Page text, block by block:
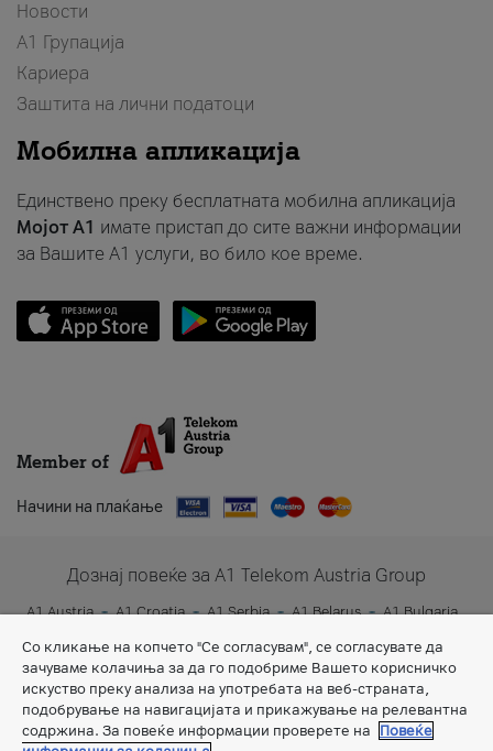
Новости
А1 Групација
Кариера
Заштита на лични податоци
Мобилна апликација
Единствено преку бесплатната мобилна апликација
Мојот A1 имате пристап до сите важни информации
за Вашите A1 услуги, во било кое време.
Member of
Начини на плаќање
Дознај повеќе за A1 Telekom Austria Group
A1 Austria A1 Croatia A1 Serbia A1 Belarus
A1 Bulgaria
Со кликање на копчето "Се согласувам", се согласувате да
зачуваме колачиња за да го подобриме Вашето корисничко
искуство преку анализа на употребата на веб-страната,
подобрување на навигацијата и прикажување на релевантна
содржина. За повеќе информации проверете на
Повеќе